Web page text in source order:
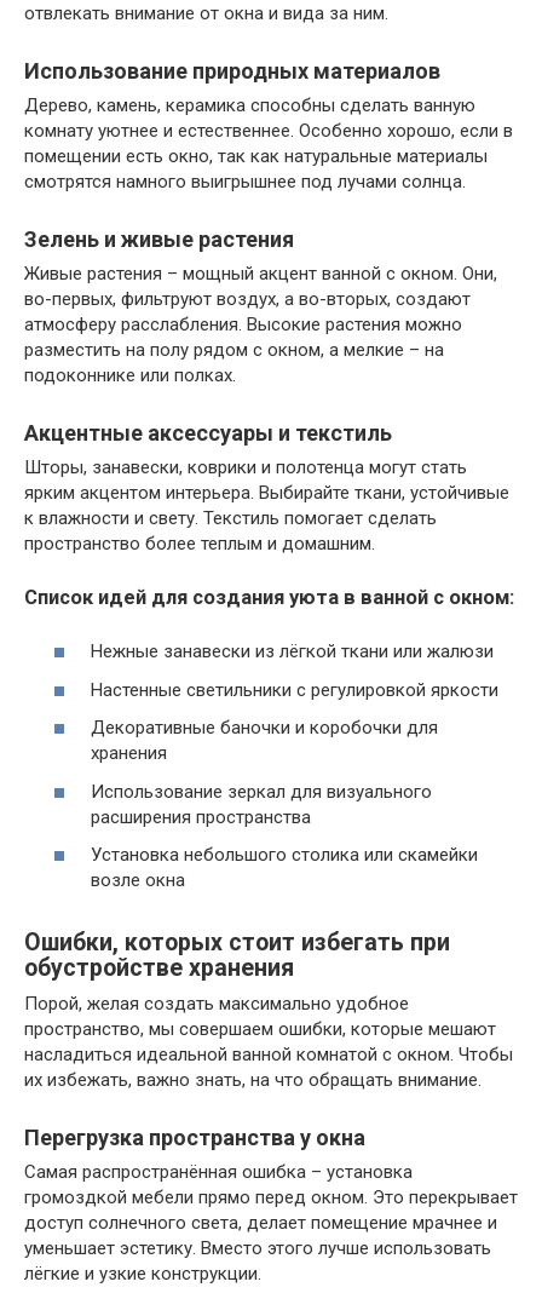
отвлекать внимание от окна и вида за ним.
Использование природных материалов
Дерево, камень, керамика способны сделать ванную
комнату уютнее и естественнее. Особенно хорошо, если в
помещении есть окно, так как натуральные материалы
смотрятся намного выигрышнее под лучами солнца.
Зелень и живые растения
Живые растения – мощный акцент ванной с окном. Они,
во-первых, фильтруют воздух, а во-вторых, создают
атмосферу расслабления. Высокие растения можно
разместить на полу рядом с окном, а мелкие – на
подоконнике или полках.
Акцентные аксессуары и текстиль
Шторы, занавески, коврики и полотенца могут стать
ярким акцентом интерьера. Выбирайте ткани, устойчивые
к влажности и свету. Текстиль помогает сделать
пространство более теплым и домашним.
Список идей для создания уюта в ванной с окном:
Нежные занавески из лёгкой ткани или жалюзи
Настенные светильники с регулировкой яркости
Декоративные баночки и коробочки для
хранения
Использование зеркал для визуального
расширения пространства
Установка небольшого столика или скамейки
возле окна
Ошибки, которых стоит избегать при
обустройстве хранения
Порой, желая создать максимально удобное
пространство, мы совершаем ошибки, которые мешают
насладиться идеальной ванной комнатой с окном. Чтобы
их избежать, важно знать, на что обращать внимание.
Перегрузка пространства у окна
Самая распространённая ошибка – установка
громоздкой мебели прямо перед окном. Это перекрывает
доступ солнечного света, делает помещение мрачнее и
уменьшает эстетику. Вместо этого лучше использовать
лёгкие и узкие конструкции.